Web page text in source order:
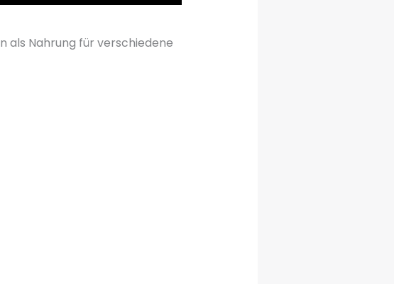
als Nahrung für verschiedene